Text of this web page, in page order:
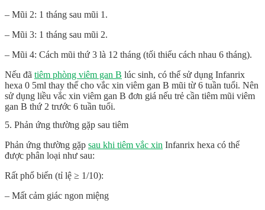
– Mũi 2: 1 tháng sau mũi 1.
– Mũi 3: 1 tháng sau mũi 2.
– Mũi 4: Cách mũi thứ 3 là 12 tháng (tối thiểu cách nhau 6 tháng).
Nếu đã tiêm phòng viêm gan B lúc sinh, có thể sử dụng Infanrix
hexa 0 5ml thay thế cho vắc xin viêm gan B mũi từ 6 tuần tuổi. Nên
sử dụng liều vắc xin viêm gan B đơn giá nếu trẻ cần tiêm mũi viêm
gan B thứ 2 trước 6 tuần tuổi.
5. Phản ứng thường gặp sau tiêm
Phản ứng thường gặp sau khi tiêm vắc xin Infanrix hexa có thể
được phân loại như sau:
Rất phổ biến (tỉ lệ ≥ 1/10):
– Mất cảm giác ngon miệng